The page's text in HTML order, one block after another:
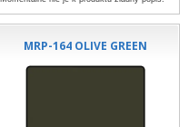
MRP-164 OLIVE GREEN